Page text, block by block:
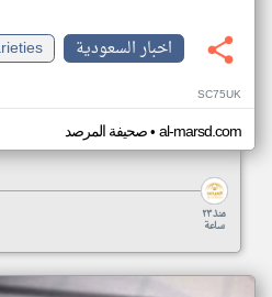
اخبار السعودية
SC75UK
صحيفة المرصد• al-marsd.com
منذ ٢٣
ساعة